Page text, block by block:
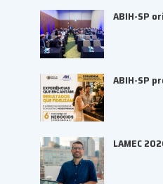
ABIH-SP
ABIH-SP
LAMEC